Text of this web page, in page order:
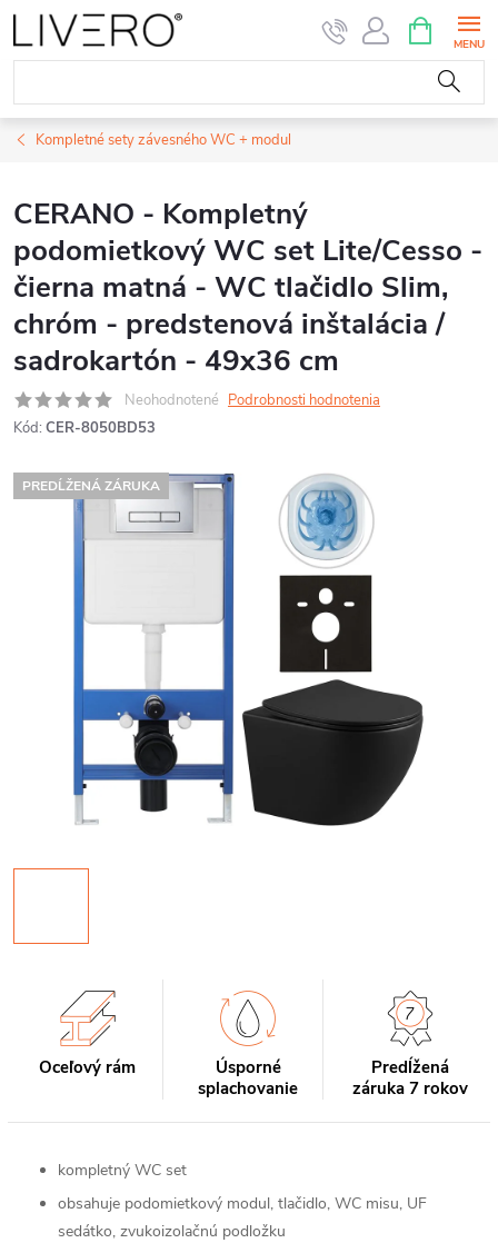
Prejsť
na
obsah
KOŠÍK
Kompletné sety závesného WC + modul
CERANO - Kompletný
podomietkový WC set Lite/Cesso -
čierna matná - WC tlačidlo Slim,
chróm - predstenová inštalácia /
sadrokartón - 49x36 cm
Neohodnotené Podrobnosti hodnotenia
Kód: CER-8050BD53
PREDĹŽENÁ ZÁRUKA
Oceľový rám
Úsporné
splachovanie
Predĺžená
záruka 7 rokov
kompletný WC set
obsahuje podomietkový modul, tlačidlo, WC misu, UF
sedátko, zvukoizolačnú podložku